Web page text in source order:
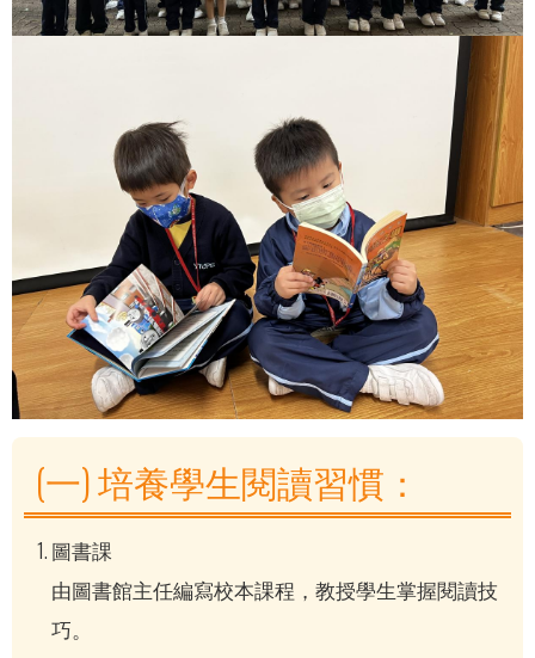
(一) 培養學生閱讀習慣：
圖書課
由圖書館主任編寫校本課程，教授學生掌握閱讀技
巧。